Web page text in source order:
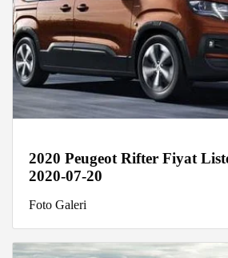
2020 Peugeot Rifter Fiyat
2020-07-20
Foto Galeri